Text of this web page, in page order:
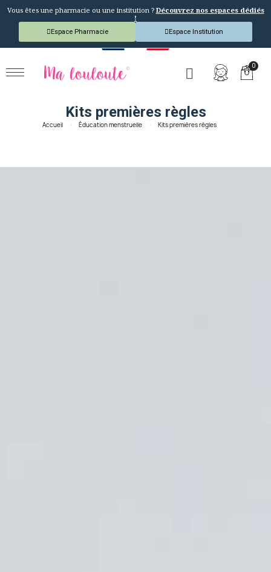
Vous êtes une pharmacie ou une institution ? Découvrez nos espaces dédiés
!
Espace Pharmacie Espace Institution
Kits premières règles
Accueil Éducation menstruelle Kits premières règles